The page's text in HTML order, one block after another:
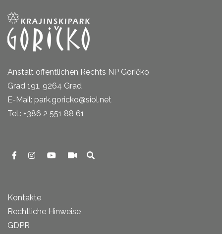
Anstalt öffentlichen Rechts NP Goričko
Grad 191, 9264 Grad
E-Mail: park.goricko@siol.net
Tel.: +386 2 551 88 61
Kontakte
Rechtliche Hinweise
GDPR